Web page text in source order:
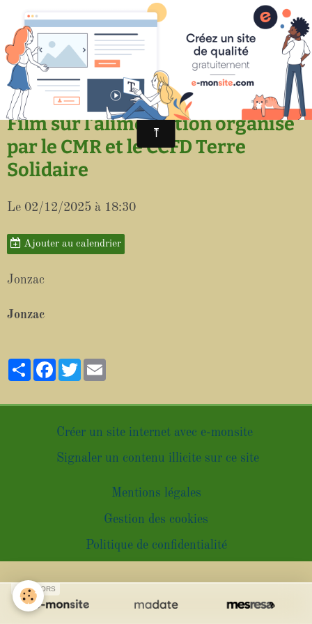
Paroisse de Saint-Aigulin
Film sur l'alimentation organisé
par le CMR et le CCFD Terre
Solidaire
Le 02/12/2025 à 18:30
Ajouter au calendrier
Jonzac
Jonzac
PartagerFacebook
Twitter
Créer un site internet avec e-monsite
Signaler un contenu illicite sur ce site
Mentions légales
Gestion des cookies
Politique de confidentialité
SPONSORS